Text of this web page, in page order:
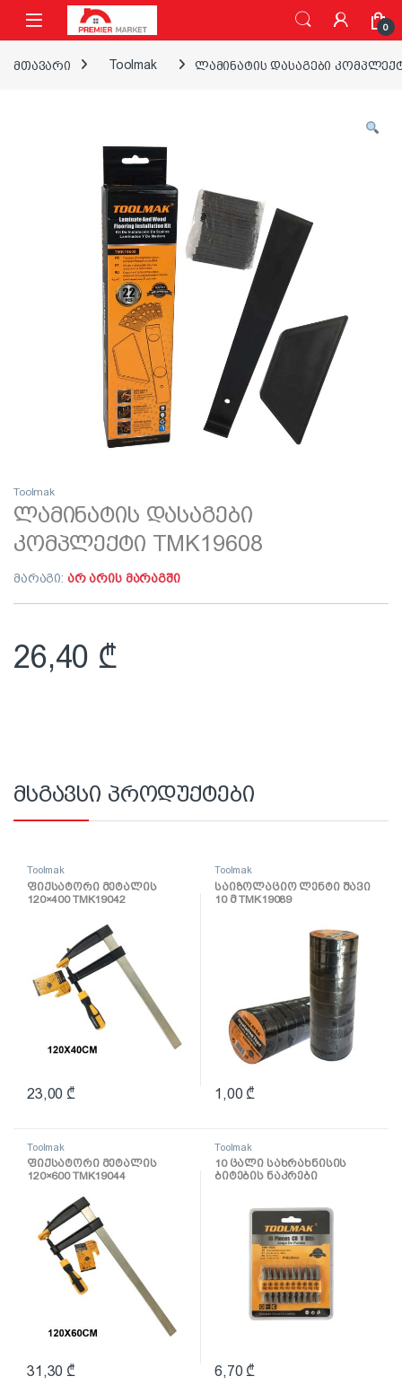
ნავიგაციაზე გადასვლა
შინაარსზე გადასვლა
0
მთავარი Toolmak ლამინატის დასაგები
Toolmak
ლამინატის დასაგები
კომპლექტი TMK19608
მარაგი: არ არის მარაგში
26,40 ₾
მსგავსი პროდუქტები
Toolmak
ფიქსატორი მეტალის
120×400 TMK19042
23,00 ₾
Toolmak
საიზოლაციო ლენტი შავი
10 მ TMK19089
1,00 ₾
Toolmak
ფიქსატორი მეტალის
120×600 TMK19044
31,30 ₾
Toolmak
10 ცალი სახრახნისის
ბიტების ნაკრები
6,70 ₾